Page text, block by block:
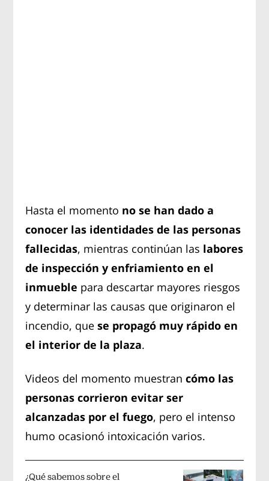
Hasta el momento no se han dado a
conocer las identidades de las personas
fallecidas, mientras continúan las labores
de inspección y enfriamiento en el
inmueble para descartar mayores riesgos
y determinar las causas que originaron el
incendio, quese propagó muy rápido en
el interior de la plaza.
Videos del momento muestrancómo las
personas corrieron evitar ser
alcanzadas por el fuego, pero el intenso
humo ocasionó intoxicación varios.
¿Qué sabemos sobre el